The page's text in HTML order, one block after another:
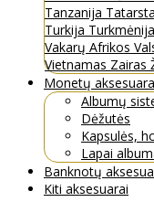
Tanzanija
Turkija Turkmėnija
Vakarų Afrikos
Vietnamas Zairas
Monetų
Albumų
Dėžutės
Kapsulės,
Lapai
Banknotų
Kiti aksesuarai